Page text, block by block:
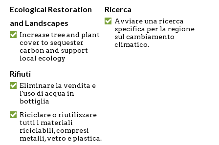
Ecological Restoration
and Landscapes
Increase tree and plant
cover to sequester
carbon and support
local ecology
Ricerca
Avviare una ricerca
specifica per la regione
sul cambiamento
climatico.
Rifiuti
Eliminare la vendita e
l'uso di acqua in
bottiglia
Riciclare o riutilizzare
tutti i materiali
riciclabili, compresi
metalli, vetro e plastica.